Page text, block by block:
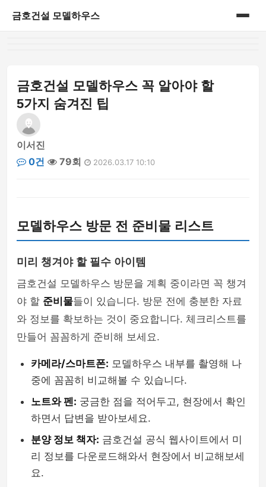
금호건설 모델하우스
금호건설 모델하우스 꼭 알아야 할
5가지 숨겨진 팁
이서진
0건
79회 2026.03.17 10:10
모델하우스 방문 전 준비물 리스트
미리 챙겨야 할 필수 아이템
금호건설 모델하우스 방문을 계획 중이라면 꼭 챙겨
야 할 준비물들이 있습니다. 방문 전에 충분한 자료
와 정보를 확보하는 것이 중요합니다. 체크리스트를
만들어 꼼꼼하게 준비해 보세요.
카메라/스마트폰: 모델하우스 내부를 촬영해 나
중에 꼼꼼히 비교해볼 수 있습니다.
노트와 펜: 궁금한 점을 적어두고, 현장에서 확인
하면서 답변을 받아보세요.
분양 정보 책자: 금호건설 공식 웹사이트에서 미
리 정보를 다운로드해와서 현장에서 비교해보세
요.